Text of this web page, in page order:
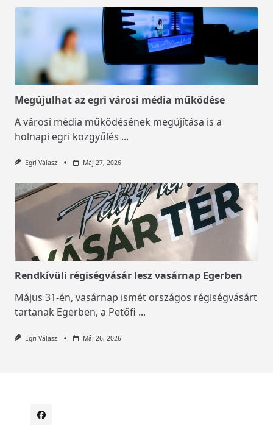
Megújulhat az egri városi média működése
A városi média működésének megújítása is a
holnapi egri közgyűlés ...
Egri Válasz Máj 27, 2026
Rendkívüli régiségvásár lesz vasárnap Egerben
Május 31-én, vasárnap ismét országos régiségvásárt
tartanak Egerben, a Petőfi ...
Egri Válasz Máj 26, 2026